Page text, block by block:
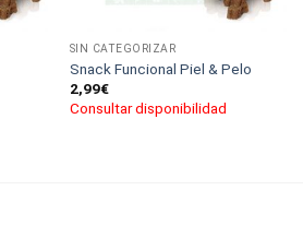
SIN CATEGORIZAR
Snack Funcional Piel & Pelo
2,99€
Consultar disponibilidad